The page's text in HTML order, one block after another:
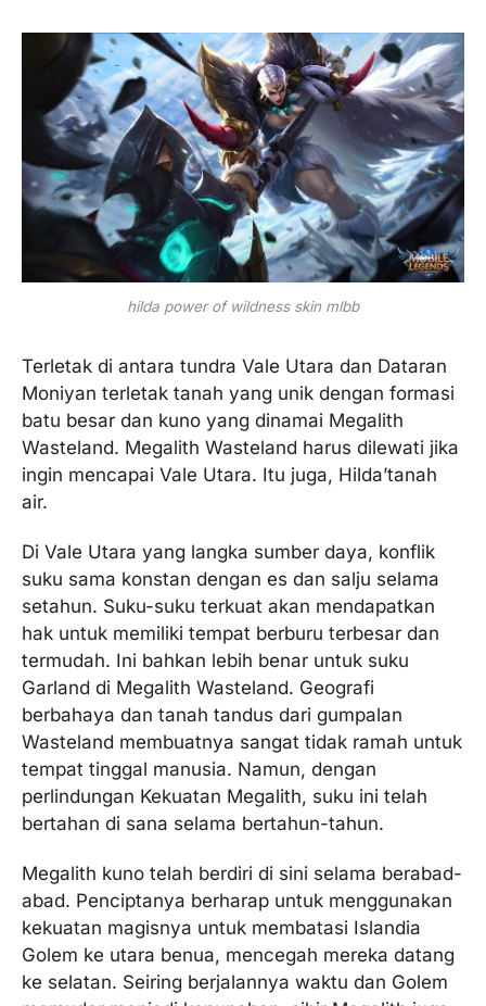
hilda power of wildness skin mlbb
Terletak di antara tundra Vale Utara dan Dataran
Moniyan terletak tanah yang unik dengan formasi
batu besar dan kuno yang dinamai Megalith
Wasteland. Megalith Wasteland harus dilewati jika
ingin mencapai Vale Utara. Itu juga, Hilda’tanah
air.
Di Vale Utara yang langka sumber daya, konflik
suku sama konstan dengan es dan salju selama
setahun. Suku-suku terkuat akan mendapatkan
hak untuk memiliki tempat berburu terbesar dan
termudah. Ini bahkan lebih benar untuk suku
Garland di Megalith Wasteland. Geografi
berbahaya dan tanah tandus dari gumpalan
Wasteland membuatnya sangat tidak ramah untuk
tempat tinggal manusia. Namun, dengan
perlindungan Kekuatan Megalith, suku ini telah
bertahan di sana selama bertahun-tahun.
Megalith kuno telah berdiri di sini selama berabad-
abad. Penciptanya berharap untuk menggunakan
kekuatan magisnya untuk membatasi Islandia
Golem ke utara benua, mencegah mereka datang
ke selatan. Seiring berjalannya waktu dan Golem